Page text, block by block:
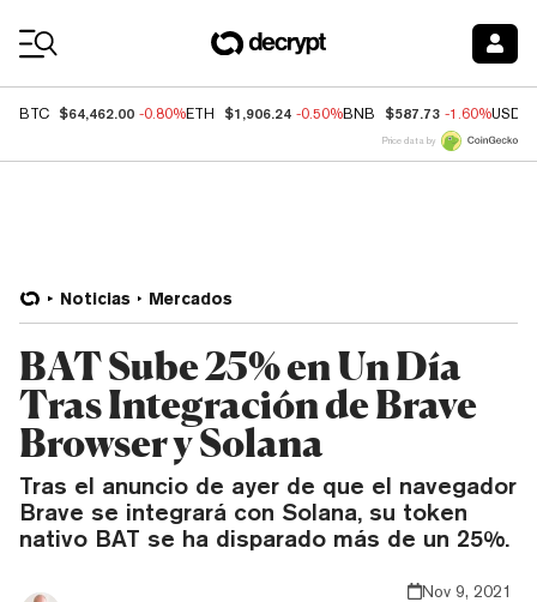
BTC $64,462.00 -0.80%ETH $1,906.24 -0.50%BNB $587.73 -1.60%USDC
Price data by
Noticias Mercados
BAT Sube 25% en Un Día
Tras Integración de Brave
Browser y Solana
Tras el anuncio de ayer de que el navegador
Brave se integrará con Solana, su token
nativo BAT se ha disparado más de un 25%.
Nov 9, 2021